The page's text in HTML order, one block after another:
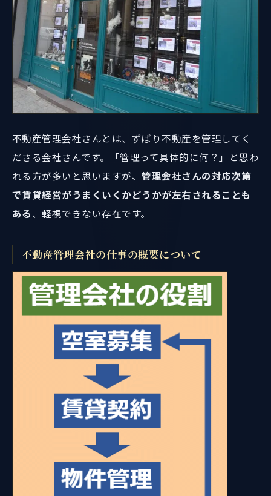
不動産管理会社さんとは、ずばり不動産を管理してく
ださる会社さんです。「管理って具体的に何？」と思わ
れる方が多いと思いますが、管理会社さんの対応次第
で賃貸経営がうまくいくかどうかが左右されることも
ある、軽視できない存在です。
不動産管理会社の仕事の概要について